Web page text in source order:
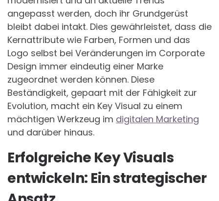
angepasst werden, doch ihr Grundgerüst
bleibt dabei intakt. Dies gewährleistet, dass die
Kernattribute wie Farben, Formen und das
Logo selbst bei Veränderungen im Corporate
Design immer eindeutig einer Marke
zugeordnet werden können. Diese
Beständigkeit, gepaart mit der Fähigkeit zur
Evolution, macht ein Key Visual zu einem
mächtigen Werkzeug im digitalen Marketing
und darüber hinaus.
Erfolgreiche Key Visuals
entwickeln: Ein strategischer